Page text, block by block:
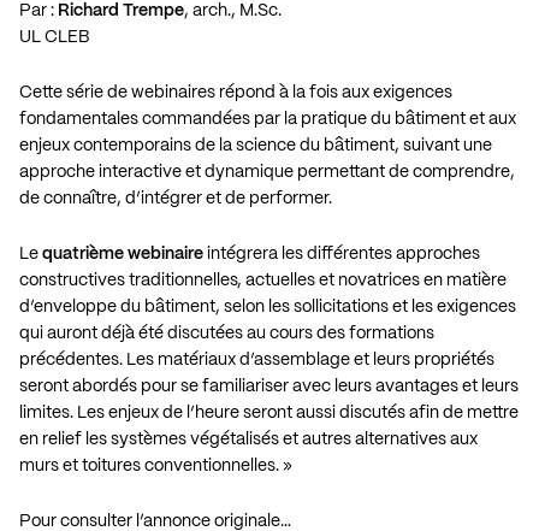
Par : Richard Trempe, arch., M.Sc.
UL CLEB
Cette série de webinaires répond à la fois aux exigences
fondamentales commandées par la pratique du bâtiment et aux
enjeux contemporains de la science du bâtiment, suivant une
approche interactive et dynamique permettant de comprendre,
de connaître, d’intégrer et de performer.
Le quatrième webinaire intégrera les différentes approches
constructives traditionnelles, actuelles et novatrices en matière
d’enveloppe du bâtiment, selon les sollicitations et les exigences
qui auront déjà été discutées au cours des formations
précédentes. Les matériaux d’assemblage et leurs propriétés
seront abordés pour se familiariser avec leurs avantages et leurs
limites. Les enjeux de l’heure seront aussi discutés afin de mettre
en relief les systèmes végétalisés et autres alternatives aux
murs et toitures conventionnelles. »
Pour consulter l’annonce originale…